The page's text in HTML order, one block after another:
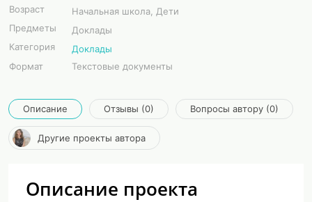
Возраст
Начальная школа, Дети
Предметы
Доклады
Категория
Доклады
Формат
Текстовые документы
Описание Отзывы (0) Вопросы автору (0)
Другие проекты автора
Описание проекта